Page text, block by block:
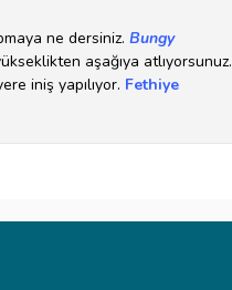
ne dersiniz. Bungy
aşağıya atlıyorsunuz.
iniş yapılıyor. Fethiye